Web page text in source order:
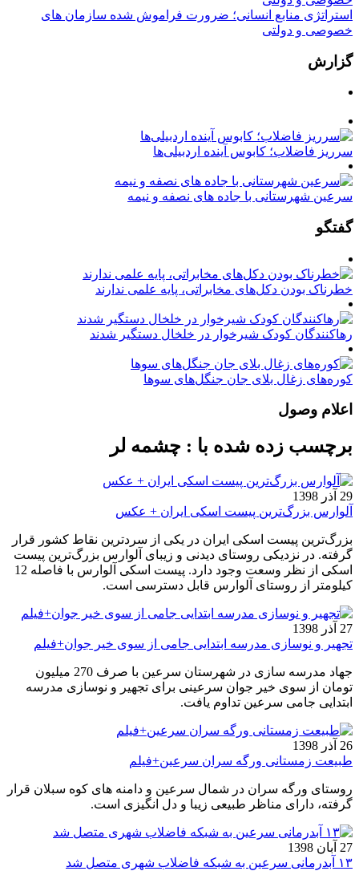
استراتژی منابع انسانی؛ ضرورت فراموش شده سازمان های
خصوصی و دولتی
گزارش
سرریز فاضلاب؛ کابوس آینده اردبیلی‌ها
سرعین شهرستانی با جاده های نصفه و نیمه
گفتگو
خطرناک بودن دکل‌های مخابراتی، پایه علمی ندارند
رهاکنندگان کودک شیرخوار در خلخال دستگیر شدند
کوره‌های زغال بلای جان جنگل‌های سوها
اعلام وصول
برچسب زده شده با : چشمه لر
29 آذر 1398
آلوارس بزرگ‌ترین پیست اسکی ایران + عکس
بزرگ‌ترین پیست اسکی ایران در یکی از سردترین نقاط کشور قرار
گرفته. در نزدیکی روستای دیدنی و زیبای آلوارس بزرگ‌ترین پیست
اسکی از نظر وسعت وجود دارد. پیست اسکی آلوارس با فاصله 12
کیلومتر از روستای آلوارس قابل دسترسی است.
27 آذر 1398
تجهیر و نوسازی مدرسه ابتدایی جامی از سوی خیر جوان+فیلم
جهاد مدرسه سازی در شهرستان سرعین با صرف 270 میلیون
تومان از سوی خیر جوان سرعینی برای تجهیر و نوسازی مدرسه
ابتدایی جامی سرعین تداوم یافت.
26 آذر 1398
طبیعت زمستانی ورگه سران سرعین+فیلم
روستای ورگه سران در شمال سرعین و دامنه های کوه سبلان قرار
گرفته، دارای مناظر طبیعی زیبا و دل انگیزی است.
27 آبان 1398
۱۳ آبدرمانی‌ سرعین به شبکه فاضلاب شهری متصل شد